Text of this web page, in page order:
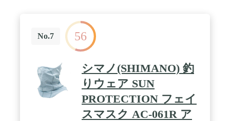
No.7 56
シマノ(SHIMANO) 釣
りウェア SUN
PROTECTION フェイ
スマスク AC-061R ア